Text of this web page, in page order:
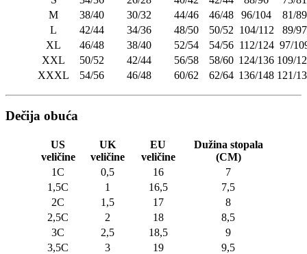
M
38/40 30/32 44/46 46/48 96/104
81/89
L
42/44 34/36 48/50 50/52 104/112
89/97
XL
46/48 38/40 52/54 54/56 112/124 97/
XXL
50/52 42/44 56/58 58/60 124/136 109/
XXXL
54/56 46/48 60/62 62/64 136/148 121/
Dečija obuća
US
veličine
UK
veličine
EU
veličine
Dužina stopala
(CM)
1C
0,5 16
7
1,5C
1 16,5
7,5
2C
1,5 17
8
2,5C
2 18
8,5
3C
2,5 18,5
9
3,5C
3 19
9,5